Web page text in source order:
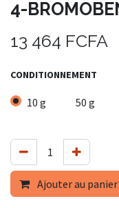
4-
13 464 FCFA
CONDITIONNEMENT
10 g 50 g
Ajouter au panier